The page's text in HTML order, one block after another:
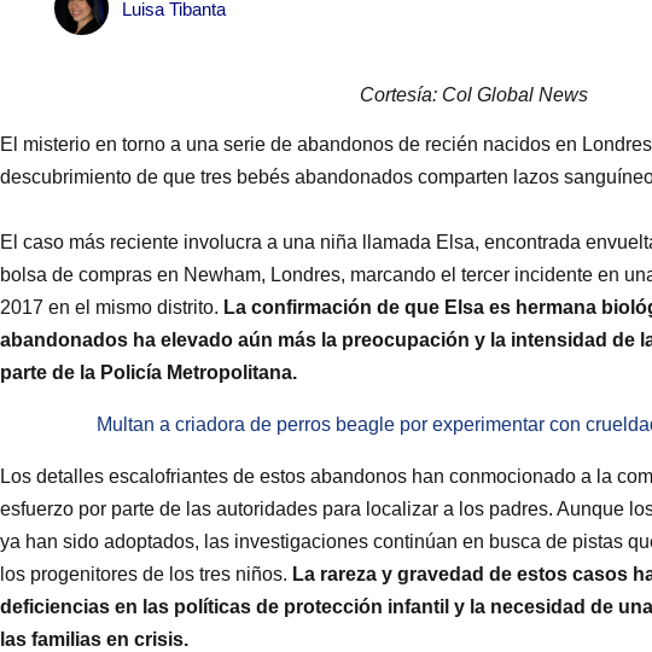
Luisa Tibanta
Cortesía: Col Global News
El misterio en torno a una serie de abandonos de recién nacidos en
descubrimiento de que tres bebés abandonados comparten lazos
El caso más reciente involucra a una niña llamada Elsa, encontrada
bolsa de compras en Newham, Londres, marcando el tercer incidente en
2017 en el mismo distrito. La confirmación de que Elsa es hermana
abandonados ha elevado aún más la preocupación y la intensidad de
parte de la Policía Metropolitana.
Multan a criadora de perros beagle por experimentar con
Los detalles escalofriantes de estos abandonos han conmocionado a la
esfuerzo por parte de las autoridades para localizar a los padres. Aunque
ya han sido adoptados, las investigaciones continúan en busca de pistas
los progenitores de los tres niños. La rareza y gravedad de estos casos
deficiencias en las políticas de protección infantil y la necesidad de
las familias en crisis.